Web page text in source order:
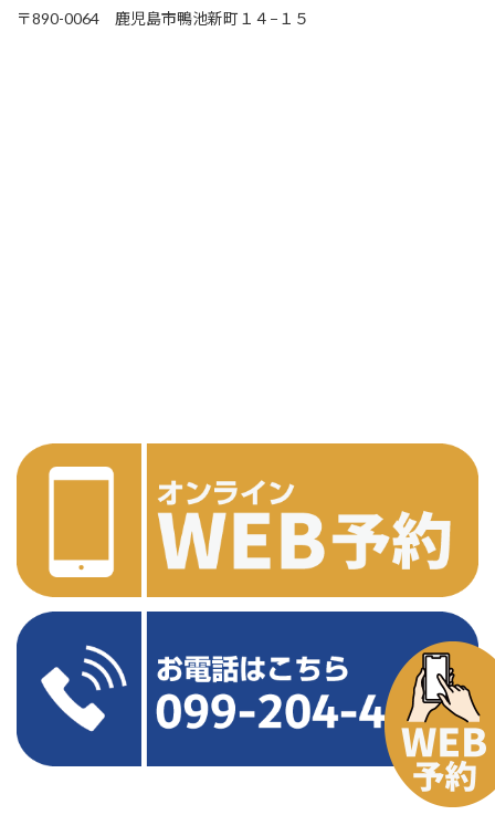
〒890-0064 鹿児島市鴨池新町１４−１５